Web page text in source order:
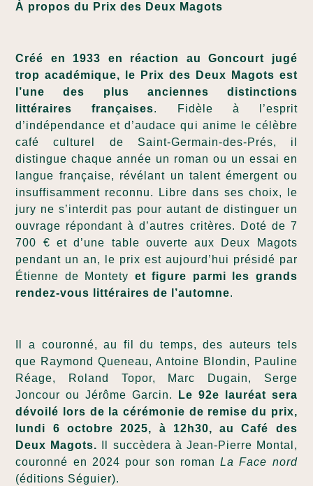
À propos du Prix des Deux Magots
Créé en 1933 en réaction au Goncourt jugé
trop académique, le Prix des Deux Magots est
l’une des plus anciennes distinctions
littéraires françaises. Fidèle à l’esprit
d’indépendance et d’audace qui anime le célèbre
café culturel de Saint-Germain-des-Prés, il
distingue chaque année un roman ou un essai en
langue française, révélant un talent émergent ou
insuffisamment reconnu. Libre dans ses choix, le
jury ne s’interdit pas pour autant de distinguer un
ouvrage répondant à d’autres critères. Doté de 7
700 € et d’une table ouverte aux Deux Magots
pendant un an, le prix est aujourd’hui présidé par
Étienne de Montety et figure parmi les grands
rendez-vous littéraires de l’automne.
Il a couronné, au fil du temps, des auteurs tels
que Raymond Queneau, Antoine Blondin, Pauline
Réage, Roland Topor, Marc Dugain, Serge
Joncour ou Jérôme Garcin.
Le 92e lauréat sera
dévoilé lors de la cérémonie de remise du prix,
lundi 6 octobre 2025, à 12h30, au Café des
Deux Magots.
Il succèdera à Jean-Pierre Montal,
couronné en 2024 pour son romanLa Face nord
(éditions Séguier).